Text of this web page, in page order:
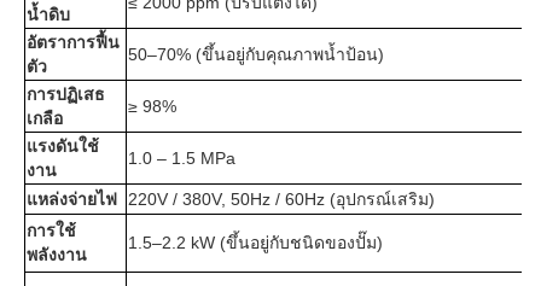
น้ำดิบ
อัตราการฟื้น
ตัว
50–70% (ขึ้นอยู่กับคุณภาพน้ำป้อน)
การปฏิเสธ
เกลือ
≥ 98%
แรงดันใช้
งาน
1.0 – 1.5 MPa
แหล่งจ่ายไฟ
220V / 380V, 50Hz / 60Hz (อุปกรณ์เสริม)
การใช้
พลังงาน
1.5–2.2 kW (ขึ้นอยู่กับชนิดของปั๊ม)